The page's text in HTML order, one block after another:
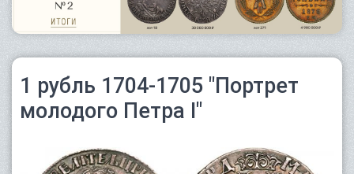
1 рубль 1704-1705 "Портрет
молодого Петра I"